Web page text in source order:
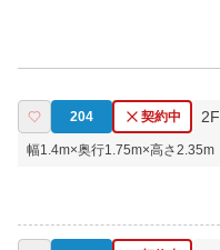
204 契約中 2F
幅1.4m×奥行1.75m×高さ2.35m